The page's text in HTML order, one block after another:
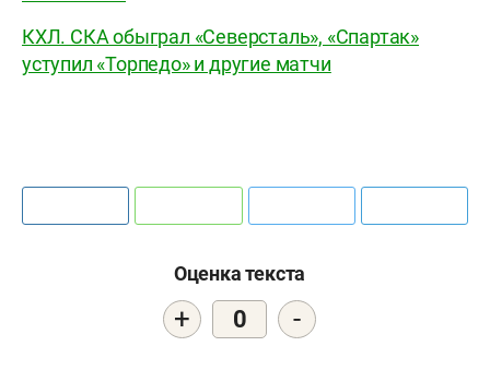
КХЛ. СКА обыграл «Северсталь», «Спартак»
уступил «Торпедо» и другие матчи
Оценка текста
+ 0 -